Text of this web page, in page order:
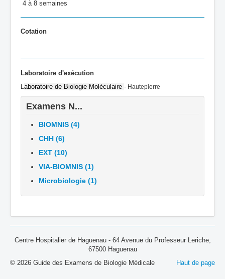
4 à 8 semaines
Cotation
Laboratoire d'exécution
Laboratoire de Biologie Moléculaire - Hautepierre
Examens N...
BIOMNIS (4)
CHH (6)
EXT (10)
VIA-BIOMNIS (1)
Microbiologie (1)
Centre Hospitalier de Haguenau - 64 Avenue du Professeur Leriche,
67500 Haguenau
Haut de page
© 2026 Guide des Examens de Biologie Médicale